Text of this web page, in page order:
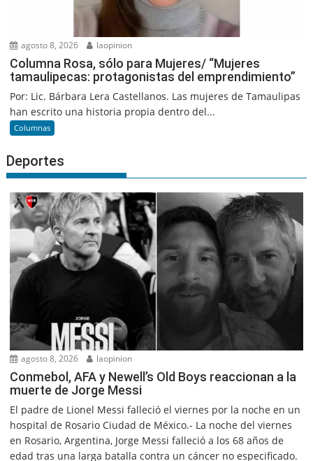
agosto 8, 2026 laopinion
Columna Rosa, sólo para Mujeres/ “Mujeres
tamaulipecas: protagonistas del emprendimiento”
Por: Lic. Bárbara Lera Castellanos. Las mujeres de Tamaulipas
han escrito una historia propia dentro del...
Columnas
Deportes
agosto 8, 2026 laopinion
Conmebol, AFA y Newell’s Old Boys reaccionan a la
muerte de Jorge Messi
El padre de Lionel Messi falleció el viernes por la noche en un
hospital de Rosario Ciudad de México.- La noche del viernes
en Rosario, Argentina, Jorge Messi falleció a los 68 años de
edad tras una larga batalla contra un cáncer no especificado.